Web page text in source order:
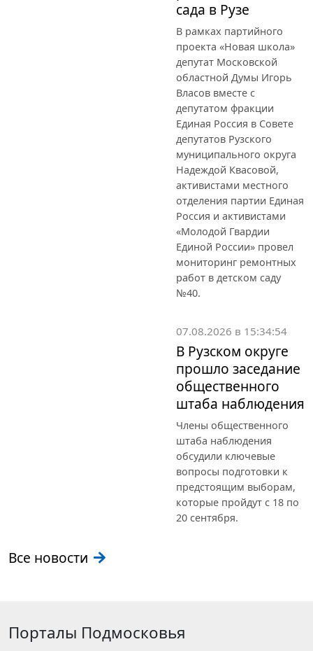
сада в Рузе
В рамках партийного
проекта «Новая школа»
депутат Московской
областной Думы Игорь
Власов вместе с
депутатом фракции
Единая Россия в Совете
депутатов Рузского
муниципального округа
Надеждой Квасовой,
активистами местного
отделения партии Единая
Россия и активистами
«Молодой Гвардии
Единой России» провел
мониторинг ремонтных
работ в детском саду
№40.
07.08.2026 в 15:34:54
В Рузском округе
прошло заседание
общественного
штаба наблюдения
Члены общественного
штаба наблюдения
обсудили ключевые
вопросы подготовки к
предстоящим выборам,
которые пройдут с 18 по
20 сентября.
Все новости
Порталы Подмосковья